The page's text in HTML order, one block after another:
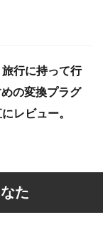
行に持って行
の変換プラグ
レビュー。
た